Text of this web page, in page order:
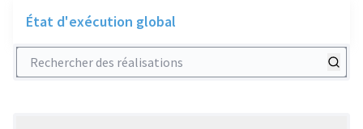
État d'exécution global
Rechercher des réalisations